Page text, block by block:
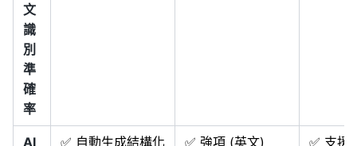
文
識
別
準
確
率
AI
✅ 自動生成結構化
✅ 強項 (英文) ✅ 支援